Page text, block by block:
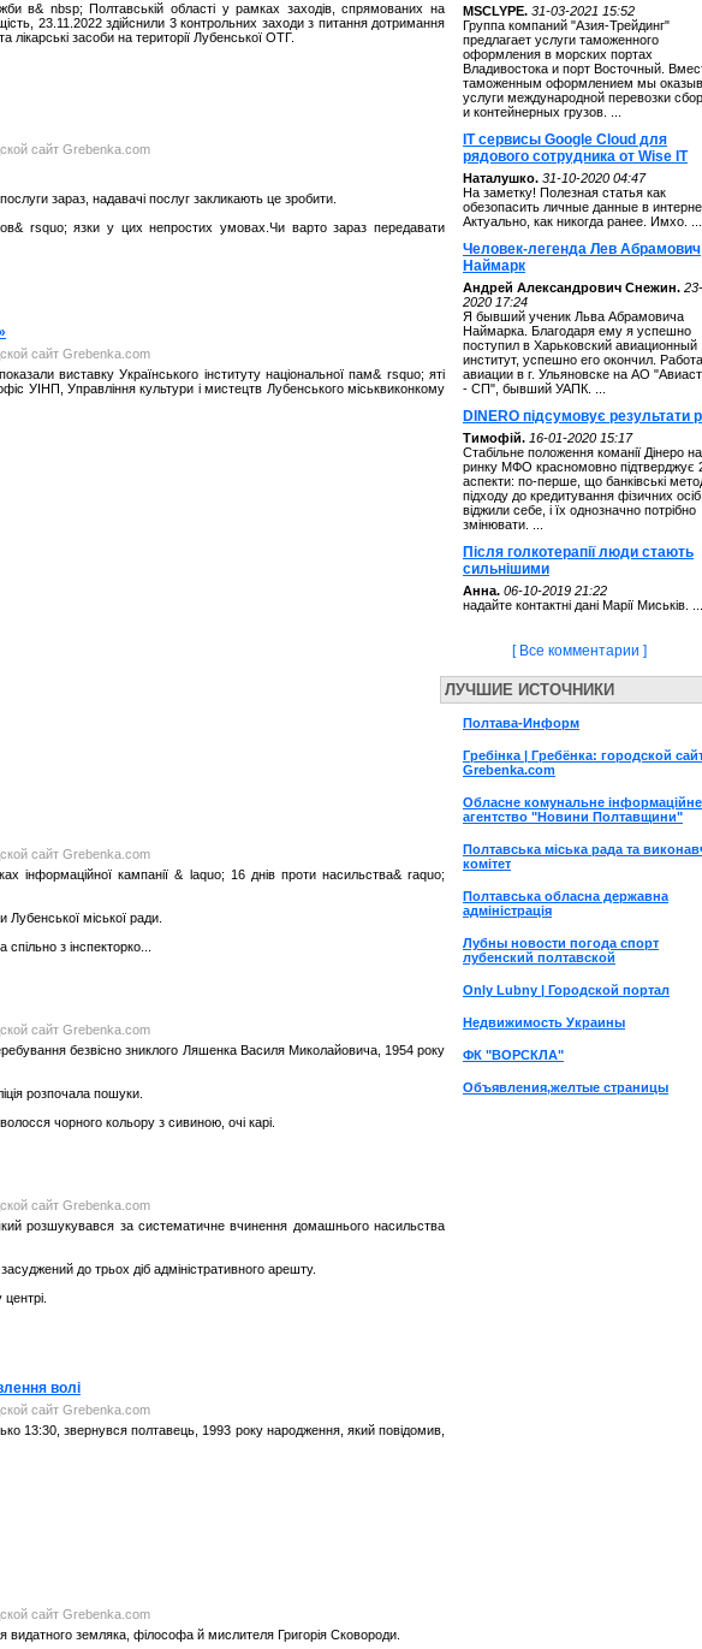
в& nbsp; Полтавській області у рамках заходів, спрямованих на
23.11.2022 здійснили 3 контрольних заходи з питання дотримання
засоби на території Лубенської ОТГ.
сайт Grebenka.com
зараз, надавачі послуг закликають це зробити.
rsquo; язки у цих непростих умовах.Чи варто зараз передавати
сайт Grebenka.com
виставку Українського інституту національної пам& rsquo; яті
УІНП, Управління культури і мистецтв Лубенського міськвиконкому
сайт Grebenka.com
інформаційної кампанії & laquo; 16 днів проти насильства& raquo;
міської ради.
з інспекторко...
сайт Grebenka.com
безвісно зниклого Ляшенка Василя Миколайовича, 1954 року
розпочала пошуки.
чорного кольору з сивиною, очі карі.
сайт Grebenka.com
розшукувався за систематичне вчинення домашнього насильства
до трьох діб адміністративного арешту.
волі
сайт Grebenka.com
13:30, звернувся полтавець, 1993 року народження, який повідомив,
сайт Grebenka.com
видатного земляка, філософа й мислителя Григорія Сковороди.
MSCLYPE. 31-03-2021 15:52
Группа компаний "Азия-Трейдинг"
предлагает услуги таможенного
оформления в морских портах
Владивостока и порт Восточный.
таможенным оформлением мы
услуги международной перевозки
и контейнерных грузов. ...
IT сервисы Google Cloud для
рядового сотрудника от Wise IT
Наталушко. 31-10-2020 04:47
На заметку! Полезная статья как
обезопасить личные данные в
Актуально, как никогда ранее. Имхо. ...
Человек-легенда Лев Абрамович
Наймарк
Андрей Александрович Снежин.
2020 17:24
Я бывший ученик Льва Абрамовича
Наймарка. Благодаря ему я успешно
поступил в Харьковский авиационный
институт, успешно его окончил.
авиации в г. Ульяновске на АО
- СП", бывший УАПК. ...
DINERO підсумовує результати
Тимофій. 16-01-2020 15:17
Стабільне положення команії Дінеро на
ринку МФО красномовно підтверджує
аспекти: по-перше, що банківські
підходу до кредитування фізичних осіб
віджили себе, і їх однозначно потрібно
змінювати. ...
Після голкотерапії люди стають
сильнішими
Анна. 06-10-2019 21:22
надайте контактні дані Марії Миськів. ...
[ Все комментарии ]
ЛУЧШИЕ ИСТОЧНИКИ
Полтава-Информ
Гребінка | Гребёнка: городской
Grebenka.com
Обласне комунальне інформаційне
агентство "Новини Полтавщини"
Полтавська міська рада та
комітет
Полтавська обласна державна
адміністрація
Лубны новости погода спорт
лубенский полтавской
Only Lubny | Городской портал
Недвижимость Украины
ФК "ВОРСКЛА"
Объявления,желтые страницы